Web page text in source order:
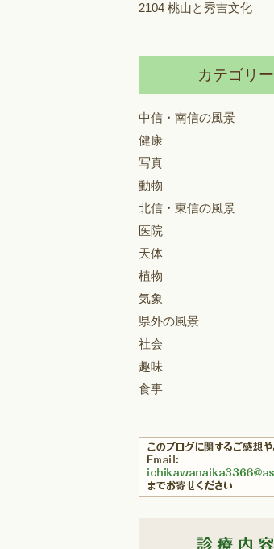
2104 桃山と秀吉文化
カテゴリー
中信・南信の風景
健康
写真
動物
北信・東信の風景
医院
天体
植物
気象
県外の風景
社会
趣味
食事